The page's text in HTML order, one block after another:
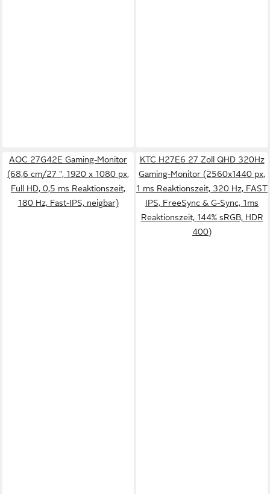
AOC 27G42E Gaming-Monitor
(68,6 cm/27 ", 1920 x 1080 px,
Full HD, 0,5 ms Reaktionszeit,
180 Hz, Fast-IPS, neigbar)
KTC H27E6 27 Zoll QHD 320Hz
Gaming-Monitor (2560x1440 px,
1 ms Reaktionszeit, 320 Hz, FAST
IPS, FreeSync & G-Sync, 1ms
Reaktionszeit, 144% sRGB, HDR
400)